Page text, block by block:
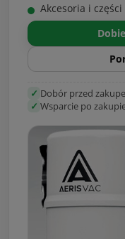
Akcesoria i
✓ Dobór przed
✓ Wsparcie po